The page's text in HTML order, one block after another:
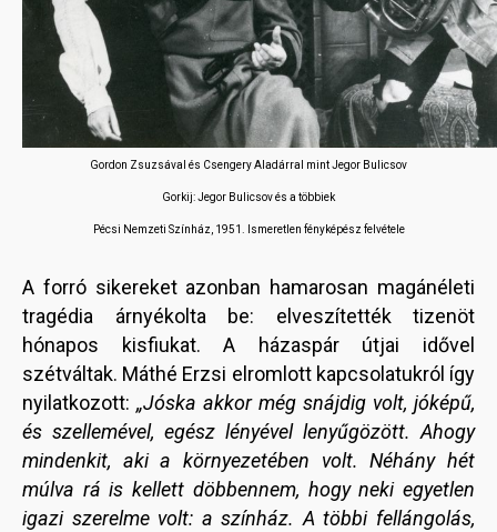
Gordon Zsuzsával és Csengery Aladárral mint Jegor Bulicsov
Gorkij: Jegor Bulicsov és a többiek
Pécsi Nemzeti Színház, 1951. Ismeretlen fényképész felvétele
A forró sikereket azonban hamarosan magánéleti
tragédia árnyékolta be: elveszítették tizenöt
hónapos kisfiukat. A házaspár útjai idővel
szétváltak. Máthé Erzsi elromlott kapcsolatukról így
nyilatkozott: „Jóska akkor még snájdig volt, jóképű,
és szellemével, egész lényével lenyűgözött. Ahogy
mindenkit, aki a környezetében volt. Néhány hét
múlva rá is kellett döbbennem, hogy neki egyetlen
igazi szerelme volt: a színház. A többi fellángolás,